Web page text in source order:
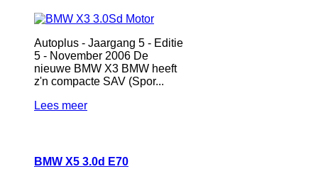
Autoplus - Jaargang 5 - Editie
5 - November 2006 De
nieuwe BMW X3 BMW heeft
z'n compacte SAV (Spor...
Lees meer
BMW X5 3.0d E70